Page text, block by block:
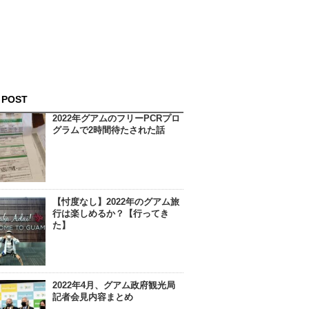
2022年グアムのフリーPCRプロ
グラムで2時間待たされた話
【忖度なし】2022年のグアム旅
行は楽しめるか？【行ってき
た】
2022年4月、グアム政府観光局
記者会見内容まとめ